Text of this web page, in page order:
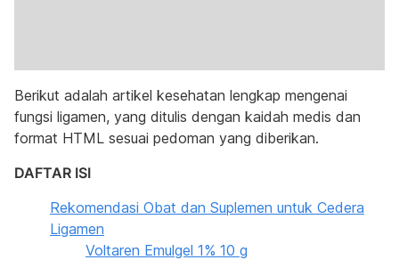
Berikut adalah artikel kesehatan lengkap mengenai
fungsi ligamen, yang ditulis dengan kaidah medis dan
format HTML sesuai pedoman yang diberikan.
DAFTAR ISI
Rekomendasi Obat dan Suplemen untuk Cedera
Ligamen
Voltaren Emulgel 1% 10 g